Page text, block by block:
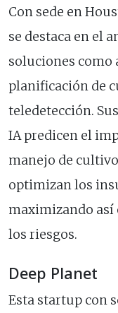
Con sede en
se destaca en el
soluciones como
planificación de
teledetección.
IA predicen el
manejo de
optimizan los
maximizando
los riesgos.
Deep Planet
Esta startup con